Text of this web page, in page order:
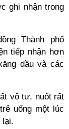
ghi nhận trong
Thành phố
tiếp nhận hơn
dầu và các
vô tư, nuốt rất
uống một lúc
lại.